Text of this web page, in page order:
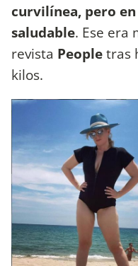
curvilínea, pero
saludable. Ese era
revista Peopletras
kilos.